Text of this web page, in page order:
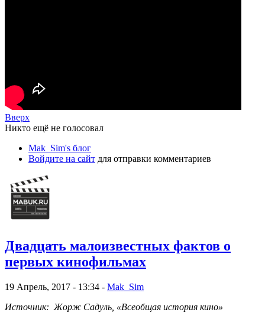
Вверх
Никто ещё не голосовал
Mak_Sim's блог
Войдите на сайт для отправки комментариев
Двадцать малоизвестных фактов о
первых кинофильмах
19 Апрель, 2017 - 13:34 - Mak_Sim
Источник: Жорж Садуль, «Всеобщая история кино»